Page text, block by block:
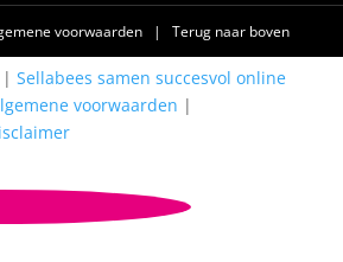
voorwaarden | Terug naar boven
Sellabees samen succesvol online
voorwaarden |